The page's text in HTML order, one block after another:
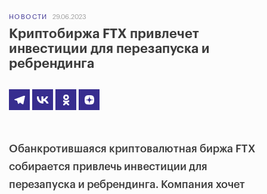
НОВОСТИ 29.06.2023
Криптобиржа FTX привлечет
инвестиции для перезапуска и
ребрендинга
Обанкротившаяся криптовалютная биржа FTX
собирается привлечь инвестиции для
перезапуска и ребрендинга. Компания хочет